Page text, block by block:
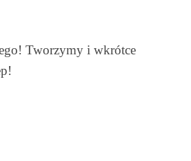
Tworzymy i wkrótce